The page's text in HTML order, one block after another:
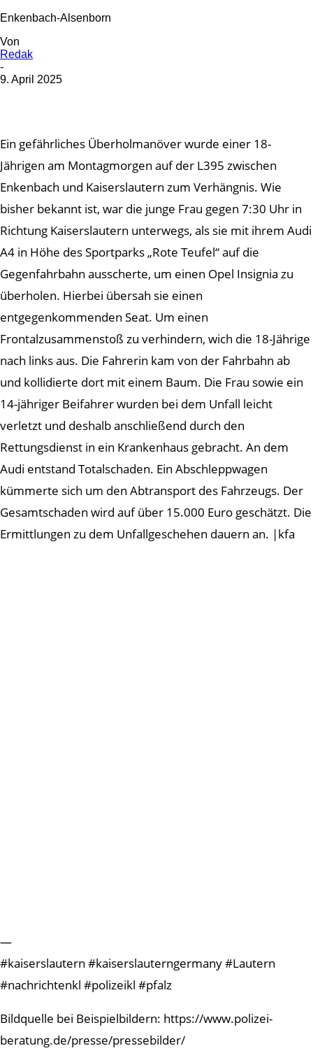
Enkenbach-Alsenborn
Von
Redak
-
9. April 2025
Ein gefährliches Überholmanöver wurde einer 18-
Jährigen am Montagmorgen auf der L395 zwischen
Enkenbach und Kaiserslautern zum Verhängnis. Wie
bisher bekannt ist, war die junge Frau gegen 7:30 Uhr in
Richtung Kaiserslautern unterwegs, als sie mit ihrem Audi
A4 in Höhe des Sportparks „Rote Teufel“ auf die
Gegenfahrbahn ausscherte, um einen Opel Insignia zu
überholen. Hierbei übersah sie einen
entgegenkommenden Seat. Um einen
Frontalzusammenstoß zu verhindern, wich die 18-Jährige
nach links aus. Die Fahrerin kam von der Fahrbahn ab
und kollidierte dort mit einem Baum. Die Frau sowie ein
14-jähriger Beifahrer wurden bei dem Unfall leicht
verletzt und deshalb anschließend durch den
Rettungsdienst in ein Krankenhaus gebracht. An dem
Audi entstand Totalschaden. Ein Abschleppwagen
kümmerte sich um den Abtransport des Fahrzeugs. Der
Gesamtschaden wird auf über 15.000 Euro geschätzt. Die
Ermittlungen zu dem Unfallgeschehen dauern an. |kfa
—
#kaiserslautern #kaiserslauterngermany #Lautern
#nachrichtenkl #polizeikl #pfalz
Bildquelle bei Beispielbildern: https://www.polizei-
beratung.de/presse/pressebilder/